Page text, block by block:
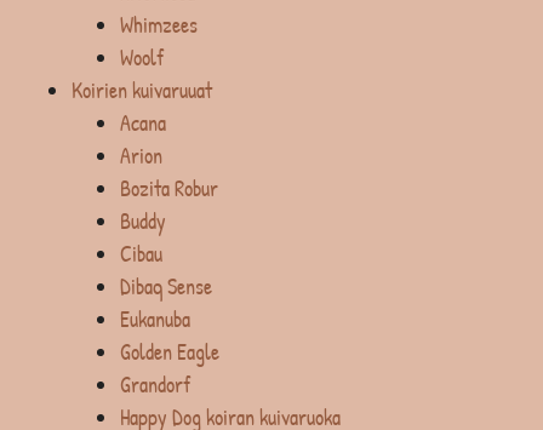
Whimzees
Woolf
Koirien kuivaruuat
Acana
Arion
Bozita Robur
Buddy
Cibau
Dibaq Sense
Eukanuba
Golden Eagle
Grandorf
Happy Dog koiran kuivaruoka